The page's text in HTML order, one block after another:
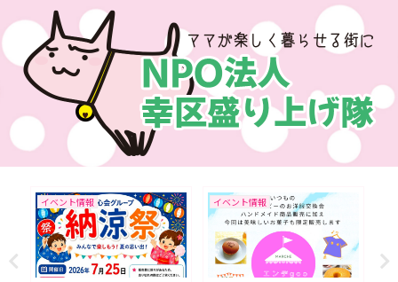
イベント情報 イベント情報